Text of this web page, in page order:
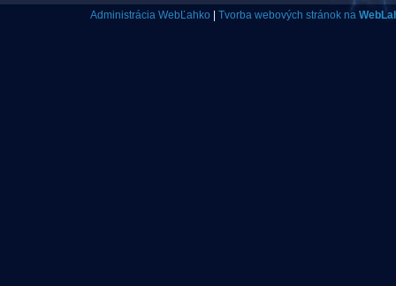
Administrácia WebĽahko Tvorba webových stránok na